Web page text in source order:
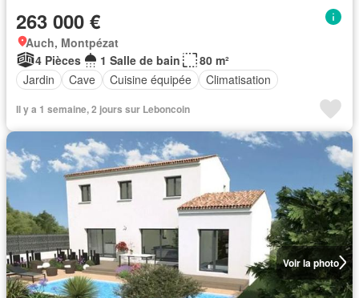
263 000 €
Auch, Montpézat
4 Pièces
1 Salle de bain
80 m²
Jardin
Cave Cuisine équipée Climatisation
Il y a 1 semaine, 2 jours sur Leboncoin
Voir la photo